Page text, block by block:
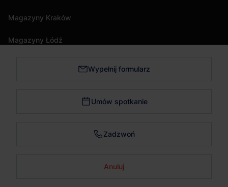
Magazyny Kraków
Magazyny Łódź
Magazyny Trójmiasto Wypełnij formularz
Umów spotkanie
Zadzwoń
Anuluj